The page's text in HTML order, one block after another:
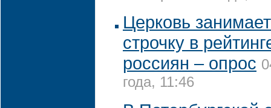
Церковь
строчку в
россиян – опрос
года, 11:46